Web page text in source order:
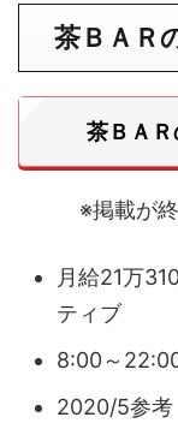
茶ＢＡＲ
茶ＢＡ
※掲載が
月給21万
ティブ
8:00～
2020/5参考